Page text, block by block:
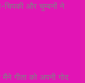
चिपकी और चुम्बनों ने
गीता को अपनी गोद